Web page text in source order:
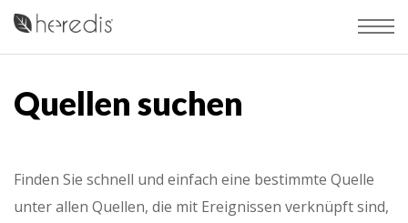
Quellen suchen
Finden Sie schnell und einfach eine bestimmte Quelle
unter allen Quellen, die mit Ereignissen verknüpft sind,